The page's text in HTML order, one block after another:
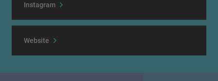
Instagram
Website